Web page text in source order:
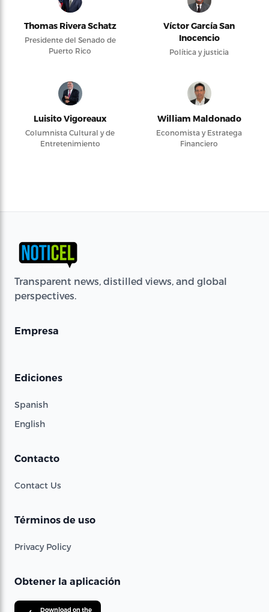
Thomas Rivera Schatz
Presidente del Senado de
Puerto Rico
Víctor García San
Inocencio
Política y justicia
Luisito Vigoreaux
Columnista Cultural y de
Entretenimiento
William Maldonado
Economista y Estratega
Financiero
Transparent news, distilled views, and global
perspectives.
Empresa
Ediciones
Spanish
English
Contacto
Contact Us
Términos de uso
Privacy Policy
Obtener la aplicación
Download on the